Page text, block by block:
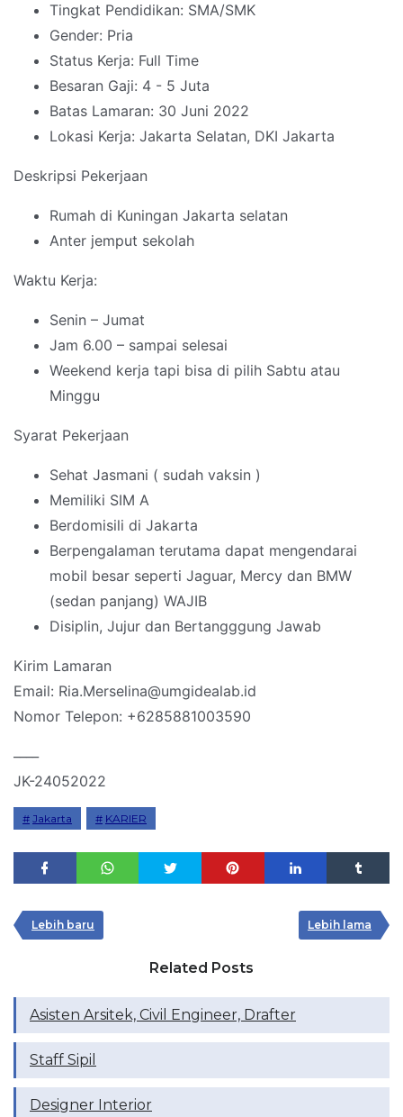
Tingkat Pendidikan: SMA/SMK
Gender: Pria
Status Kerja: Full Time
Besaran Gaji: 4 - 5 Juta
Batas Lamaran: 30 Juni 2022
Lokasi Kerja: Jakarta Selatan, DKI Jakarta
Deskripsi Pekerjaan
Rumah di Kuningan Jakarta selatan
Anter jemput sekolah
Waktu Kerja:
Senin – Jumat
Jam 6.00 – sampai selesai
Weekend kerja tapi bisa di pilih Sabtu atau
Minggu
Syarat Pekerjaan
Sehat Jasmani ( sudah vaksin )
Memiliki SIM A
Berdomisili di Jakarta
Berpengalaman terutama dapat mengendarai
mobil besar seperti Jaguar, Mercy dan BMW
(sedan panjang) WAJIB
Disiplin, Jujur dan Bertangggung Jawab
Kirim Lamaran
Email: Ria.Merselina@umgidealab.id
Nomor Telepon: +6285881003590
JK-24052022
Jakarta KARIER
Lebih baru Lebih lama
Related Posts
Asisten Arsitek, Civil Engineer, Drafter
Staff Sipil
Designer Interior